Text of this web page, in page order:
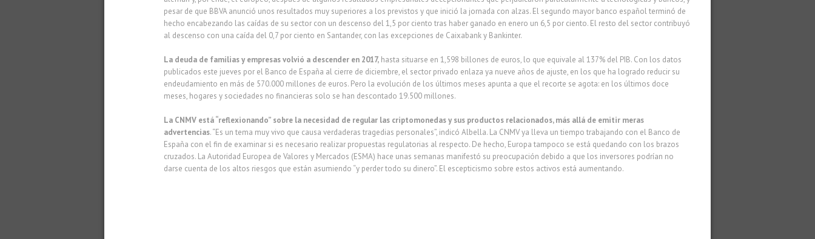
pesar de que BBVA anunció unos resultados muy superiores a los previstos y que inició la jornada con alzas. El segundo mayor banco español terminó de
hecho encabezando las caídas de su sector con un descenso del 1,5 por ciento tras haber ganado en enero un 6,5 por ciento. El resto del sector contribuyó
al descenso con una caída del 0,7 por ciento en Santander, con las excepciones de Caixabank y Bankinter.
La deuda de familias y empresas volvió a descender en 2017, hasta situarse en 1,598 billones de euros, lo que equivale al 137% del PIB. Con los datos
publicados este jueves por el Banco de España al cierre de diciembre, el sector privado enlaza ya nueve años de ajuste, en los que ha logrado reducir su
endeudamiento en más de 570.000 millones de euros. Pero la evolución de los últimos meses apunta a que el recorte se agota: en los últimos doce
meses, hogares y sociedades no financieras solo se han descontado 19.500 millones.
La CNMV está “reflexionando” sobre la necesidad de regular las criptomonedas y sus productos relacionados, más allá de emitir meras
advertencias. “Es un tema muy vivo que causa verdaderas tragedias personales”, indicó Albella. La CNMV ya lleva un tiempo trabajando con el Banco de
España con el fin de examinar si es necesario realizar propuestas regulatorias al respecto. De hecho, Europa tampoco se está quedando con los brazos
cruzados. La Autoridad Europea de Valores y Mercados (ESMA) hace unas semanas manifestó su preocupación debido a que los inversores podrían no
darse cuenta de los altos riesgos que están asumiendo “y perder todo su dinero”. El escepticismo sobre estos activos está aumentando.